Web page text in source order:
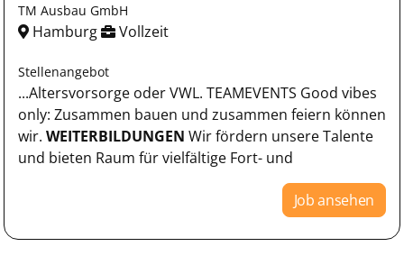
TM Ausbau GmbH
Hamburg Vollzeit
Stellenangebot
...Altersvorsorge oder VWL. TEAMEVENTS Good vibes
only: Zusammen bauen und zusammen feiern können
wir. WEITERBILDUNGEN Wir fördern unsere Talente
und bieten Raum für vielfältige Fort- und
Job ansehen